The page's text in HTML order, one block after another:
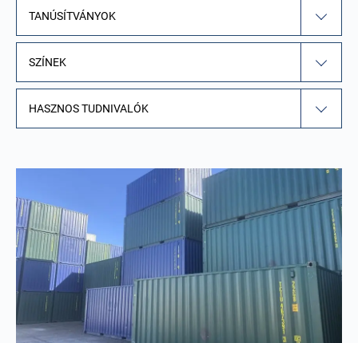
TANÚSÍTVÁNYOK
SZÍNEK
HASZNOS TUDNIVALÓK